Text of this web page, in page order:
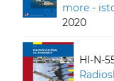
more -
2020
HI-N-